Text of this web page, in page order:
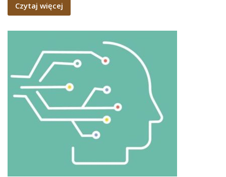
Czytaj więcej